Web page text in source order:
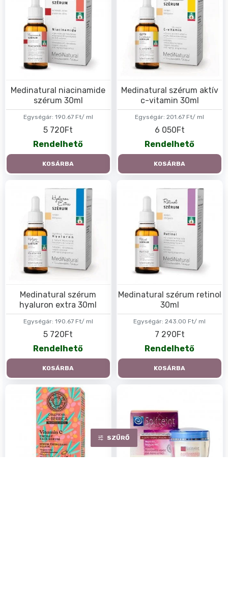
Egységár: 190.67 Ft/ ml
Medinatural niacinamide
szérum 30ml
5 720Ft
Rendelhető
KOSÁRBA
Egységár: 201.67 Ft/ ml
Medinatural szérum aktív
c-vitamin 30ml
6 050Ft
Rendelhető
KOSÁRBA
Egységár: 190.67 Ft/ ml
Medinatural szérum
hyaluron extra 30ml
5 720Ft
Rendelhető
KOSÁRBA
Egységár: 243.00 Ft/ ml
Medinatural szérum retinol
30ml
7 290Ft
Rendelhető
KOSÁRBA
SZŰRŐ